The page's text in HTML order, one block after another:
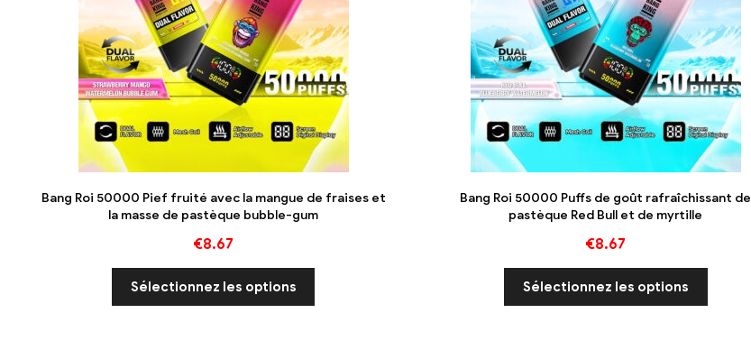
Bang Roi 50000 Pief fruité avec la mangue de fraises et
la masse de pastèque bubble-gum
€8.67
Sélectionnez les options
Bang Roi 50000 Puffs de goût rafraîchissant de
pastèque Red Bull et de myrtille
€8.67
Sélectionnez les options